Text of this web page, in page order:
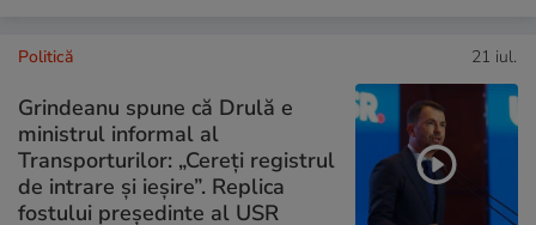
Politică 21 iul.
Grindeanu spune că Drulă e
ministrul informal al
Transporturilor: „Cereți registrul
de intrare și ieșire”. Replica
fostului președinte al USR